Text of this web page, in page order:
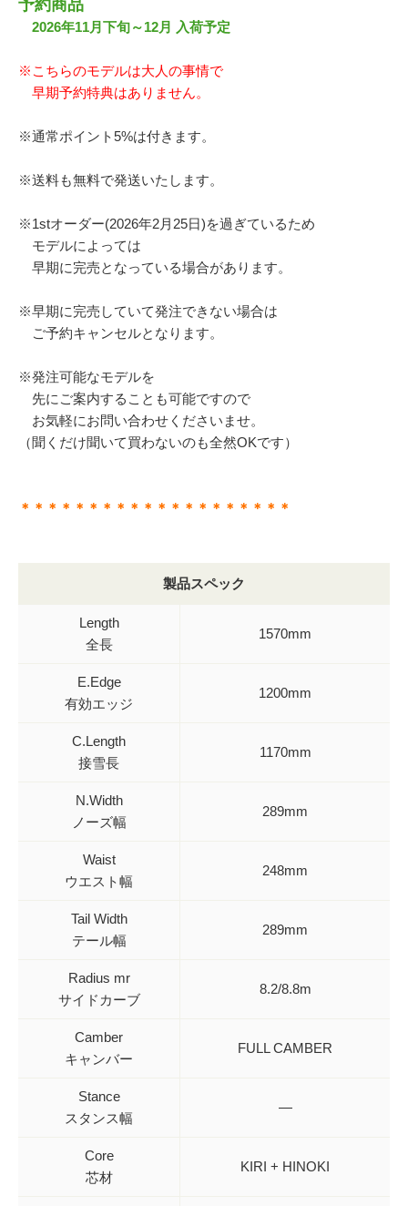
予約商品
2026年11月下旬～12月 入荷予定
※こちらのモデルは大人の事情で
早期予約特典はありません。
※通常ポイント5%は付きます。
※送料も無料で発送いたします。
※1stオーダー(2026年2月25日)を過ぎているため
モデルによっては
早期に完売となっている場合があります。
※早期に完売していて発注できない場合は
ご予約キャンセルとなります。
※発注可能なモデルを
先にご案内することも可能ですので
お気軽にお問い合わせくださいませ。
（聞くだけ聞いて買わないのも全然OKです）
＊＊＊＊＊＊＊＊＊＊＊＊＊＊＊＊＊＊＊＊
製品スペック
Length
全長
1570mm
E.Edge
有効エッジ
1200mm
C.Length
接雪長
1170mm
N.Width
ノーズ幅
289mm
Waist
ウエスト幅
248mm
Tail Width
テール幅
289mm
Radius mr
サイドカーブ
8.2/8.8m
Camber
キャンバー
FULL CAMBER
Stance
スタンス幅
—
Core
芯材
KIRI + HINOKI